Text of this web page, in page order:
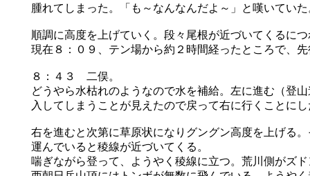
腫れてしまった。「も～なんなんだよ～」と嘆いていた
順調に高度を上げていく。段々尾根が近づいてくるに
現在８：０９、テン場から約２時間経ったところで、
８：４３ 二俣。
どうやら水枯れのようなので水を補給。左に進む（登
入してしまうことが見えたので戻って右に行くことに
右を進むと次第に草原状になりグングン高度を上げる
運んでいると稜線が近づいてくる。
喘ぎながら登って、ようやく稜線に立つ。荒川側がズ